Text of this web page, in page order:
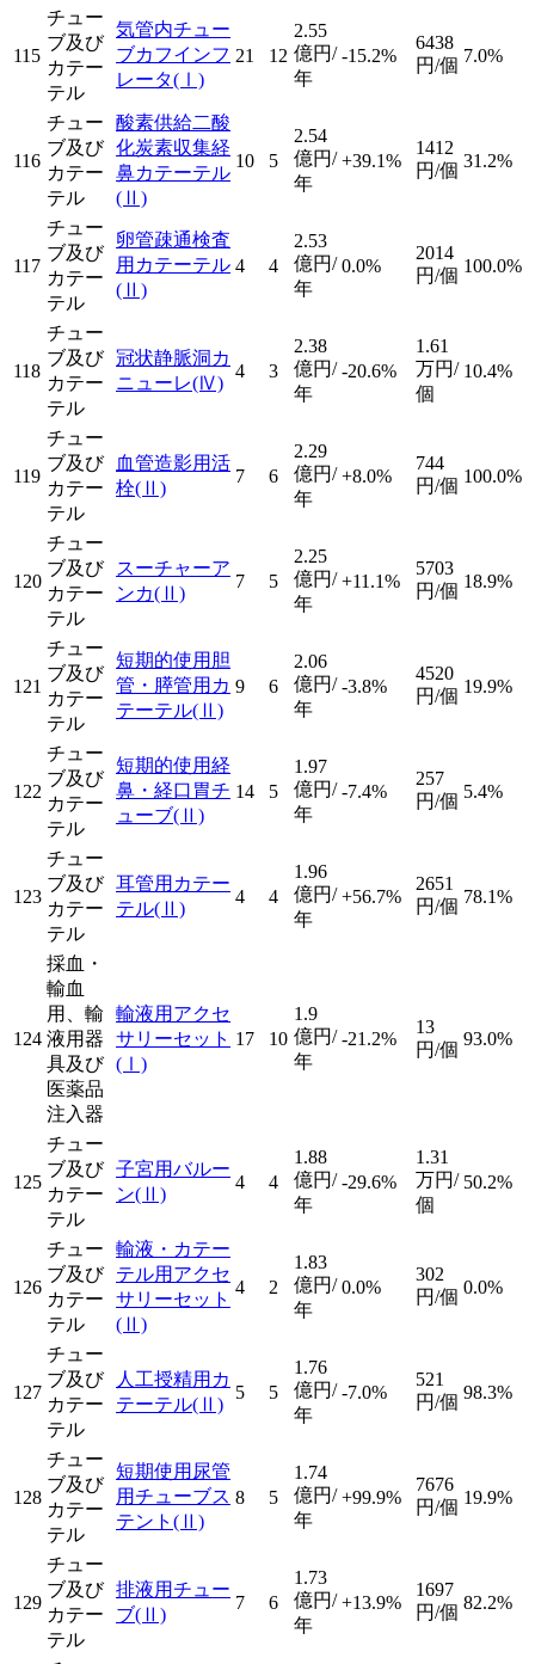
115
チュー
ブ及び
カテー
テル
気管内チュー
ブカフインフ
レータ(Ⅰ)
21 12
2.55
億円/
年
-15.2%
6438
円/個 7.0%
116
チュー
ブ及び
カテー
テル
酸素供給二酸
化炭素収集経
鼻カテーテル
(Ⅱ)
10 5
2.54
億円/
年
+39.1%
1412
円/個 31.2%
117
チュー
ブ及び
カテー
テル
卵管疎通検査
用カテーテル
(Ⅱ)
4 4
2.53
億円/
年
0.0%
2014
円/個 100.0%
118
チュー
ブ及び
カテー
テル
冠状静脈洞カ
ニューレ(Ⅳ)
4 3
2.38
億円/
年
-20.6%
1.61
万円/
個
10.4%
119
チュー
ブ及び
カテー
テル
血管造影用活
栓(Ⅱ)
7 6
2.29
億円/
年
+8.0%
744
円/個 100.0%
120
チュー
ブ及び
カテー
テル
スーチャーア
ンカ(Ⅱ)
7 5
2.25
億円/
年
+11.1%
5703
円/個 18.9%
121
チュー
ブ及び
カテー
テル
短期的使用胆
管・膵管用カ
テーテル(Ⅱ)
9 6
2.06
億円/
年
-3.8%
4520
円/個 19.9%
122
チュー
ブ及び
カテー
テル
短期的使用経
鼻・経口胃チ
ューブ(Ⅱ)
14 5
1.97
億円/
年
-7.4%
257
円/個 5.4%
123
チュー
ブ及び
カテー
テル
耳管用カテー
テル(Ⅱ)
4 4
1.96
億円/
年
+56.7%
2651
円/個 78.1%
124
採血・
輸血
用、輸
液用器
具及び
医薬品
注入器
輸液用アクセ
サリーセット
(Ⅰ)
17 10
1.9
億円/
年
-21.2%
13
円/個
93.0%
125
チュー
ブ及び
カテー
テル
子宮用バルー
ン(Ⅱ)
4 4
1.88
億円/
年
-29.6%
1.31
万円/
個
50.2%
126
チュー
ブ及び
カテー
テル
輸液・カテー
テル用アクセ
サリーセット
(Ⅱ)
4 2
1.83
億円/
年
0.0%
302
円/個 0.0%
127
チュー
ブ及び
カテー
テル
人工授精用カ
テーテル(Ⅱ)
5 5
1.76
億円/
年
-7.0%
521
円/個 98.3%
128
チュー
ブ及び
カテー
テル
短期使用尿管
用チューブス
テント (Ⅱ)
8 5
1.74
億円/
年
+99.9%
7676
円/個 19.9%
129
チュー
ブ及び
カテー
テル
排液用チュー
ブ(Ⅱ)
7 6
1.73
億円/
年
+13.9%
1697
円/個 82.2%